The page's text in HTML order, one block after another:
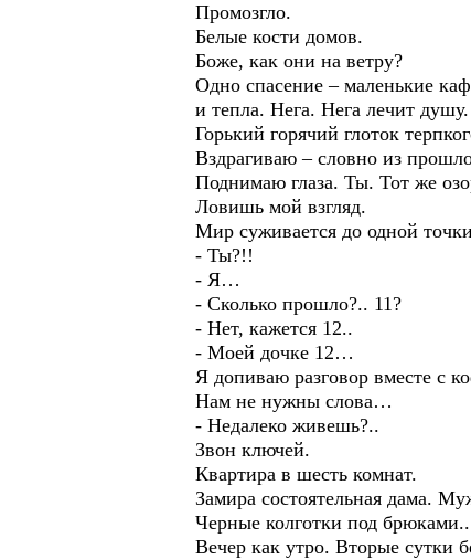
Промозгло.
Белые кости домов.
Боже, как они на ветру?
Одно спасение – маленькие
и тепла. Нега. Нега лечит
Горький горячий глоток
Вздрагиваю – словно из
Поднимаю глаза. Ты. Тот же
Ловишь мой взгляд.
Мир суживается до одной
- Ты?!!
- Я…
- Сколько прошло?.. 11?
- Нет, кажется 12..
- Моей дочке 12…
Я допиваю разговор вместе с
Нам не нужны слова…
- Недалеко живешь?..
Звон ключей.
Квартира в шесть комнат.
Замира состоятельная дама.
Черные колготки под
Вечер как утро. Вторые сутки